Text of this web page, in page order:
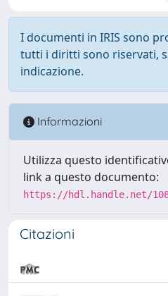
I documenti in IRIS sono
tutti i diritti sono riservati,
indicazione.
Informazioni
Utilizza questo
link a questo documento:
https://hdl.handle.net/
Citazioni